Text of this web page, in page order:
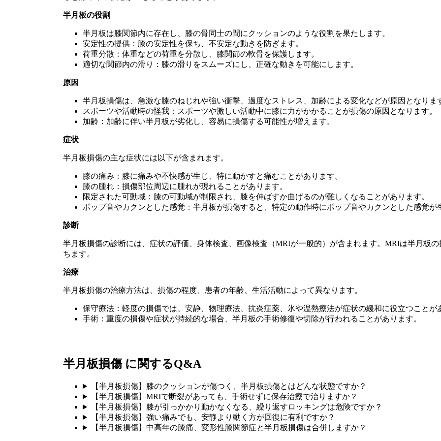
半月板の役割
半月板は膝関節内に存在し、膝の骨同士の間にクッションのような役割を果たします。
安定性の提供：膝の安定性を保ち、不安定な動きを防ぎます。
荷重分散：体重などの荷重を分散し、膝関節の軟骨を保護します。
適切な関節内の滑り：膝の滑りをスムーズにし、正確な動きを可能にします。
原因
半月板損傷は、急激な膝のねじれや強い衝撃、過度なストレス、加齢による変化などが原因となりま
スポーツや活動時の怪我：スポーツや激しい活動中に膝に力がかかることが損傷の原因となります。
加齢：加齢に伴い半月板が劣化し、容易に損傷する可能性が増えます。
症状
半月板損傷の主な症状には以下が含まれます。
膝の痛み：膝に痛みや不快感が生じ、特に動かすと痛むことがあります。
膝の腫れ：損傷部位周辺に腫れが現れることがあります。
限定された可動域：膝の可動域が制限され、膝を伸ばすか曲げるのが難しくなることがあります。
ポップ音やカクンとした感覚：半月板が損傷すると、特定の動作時にポップ音やカクンとした感覚が
診断
半月板損傷の診断には、症状の評価、身体検査、画像検査（MRIが一般的）が含まれます。MRIは半月板
ちます。
治療
半月板損傷の治療方法は、損傷の程度、患者の年齢、生活活動によって異なります。
保守療法：軽度の損傷では、安静、物理療法、抗炎症薬、氷や温熱療法が症状の緩和に役立つことが
手術：重度の損傷や症状が持続的な場合、半月板の手術修復や切除が行われることがあります。
半月板損傷 に関するQ&A
【半月板損傷】膝のクッションが傷つく、半月板損傷とはどんな状態ですか？
【半月板損傷】MRIで断裂があっても、手術せずに保存治療で治りますか？
【半月板損傷】膝が引っかかり動かなくなる、繰り返すロッキングは危険ですか？
【半月板損傷】強い痛みでも、安静より動く方が回復に有利ですか？
【半月板損傷】中高年の膝痛、変形性膝関節症と半月板損傷は合併しますか？